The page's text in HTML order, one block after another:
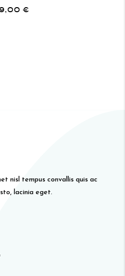
€
nisl tempus convallis quis ac
lacinia eget.